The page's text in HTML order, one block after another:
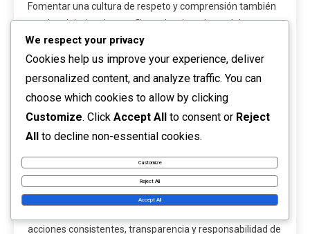
Fomentar una cultura de respeto y comprensión también
puede minimizar los conflictos. Los jugadores deben ser
entrenados para abordar desacuerdos con una mente
abierta y una disposición a escuchar, lo que puede llevar a
resoluciones más amigables.
Importancia de la confianza y
el respeto
La confianza y el respeto son fundamentales para
dinámicasde equipoefectivas. Los equipos que priorizan
estos valores tienden a comunicarse mejor y colaborar de
acciones consistentes, transparencia y responsabilidad de
We respect your privacy
Cookies help us improve your experience, deliver
personalized content, and analyze traffic. You can
choose which cookies to allow by clicking
Customize. Click Accept All to consent or Reject
All to decline non-essential cookies.
Customize
Reject All
Accept All